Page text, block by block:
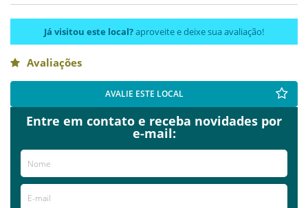
Já visitou este local?aproveite e deixe sua avaliação!
Avaliações
AVALIE ESTE LOCAL
Entre em contato e receba novidades por
e-mail: